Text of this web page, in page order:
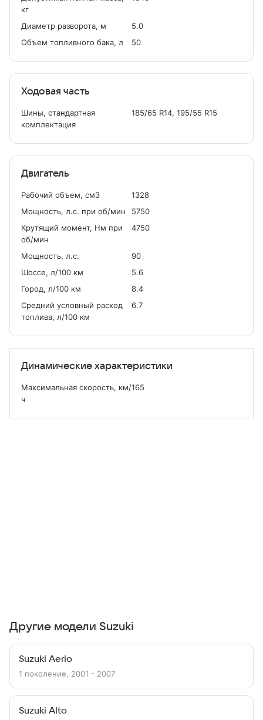
кг
Диаметр разворота, м
5.0
Объем топливного бака, л
50
Ходовая часть
Шины, стандартная
комплектация
185/65 R14, 195/55 R15
Двигатель
Рабочий объем, см3
1328
Мощность, л.с. при об/мин
5750
Крутящий момент, Нм при
об/мин
4750
Мощность, л.с.
90
Шоссе, л/100 км
5.6
Город, л/100 км
8.4
Средний условный расход
топлива, л/100 км
6.7
Динамические характеристики
Максимальная скорость, км/
ч
165
Другие модели Suzuki
Suzuki Aerio
1 поколение, 2001 - 2007
Suzuki Alto